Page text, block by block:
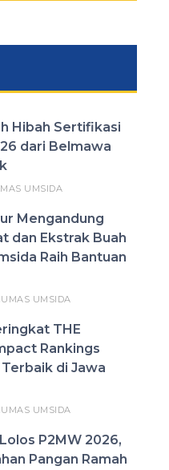
Hibah Sertifikasi
dari Belmawa
UMSIDA
Mengandung
dan Ekstrak Buah
Raih Bantuan
UMSIDA
THE
Rankings
di Jawa
UMSIDA
P2MW 2026,
Pangan Ramah